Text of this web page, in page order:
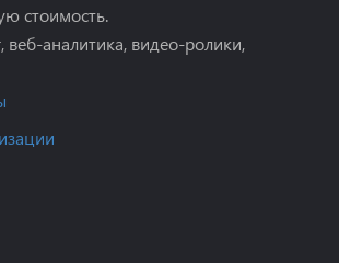
стоимость.
веб-аналитика, видео-ролики,